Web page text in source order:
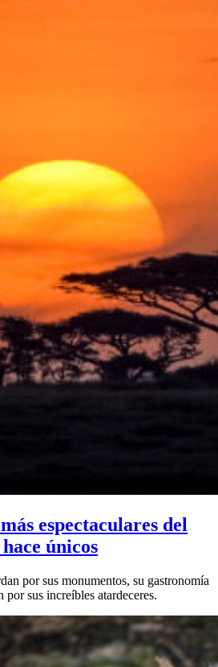
espectaculares del
únicos
por sus monumentos, su gastronomía
sus increíbles atardeceres.